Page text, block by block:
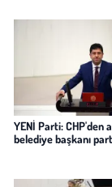
YENİ Parti: CHP'den
belediye başkanı